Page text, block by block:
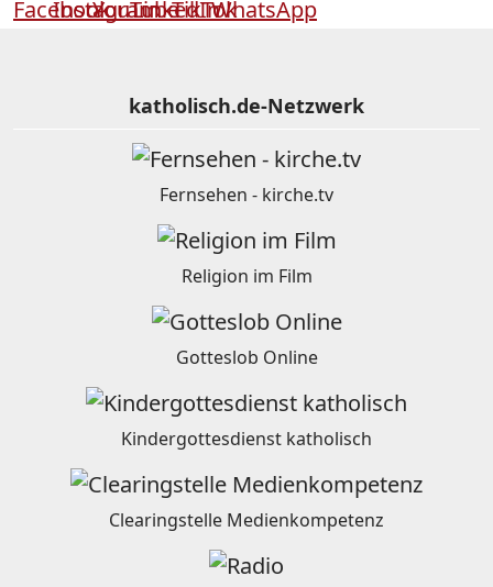
katholisch.de-Netzwerk
Fernsehen - kirche.tv
Religion im Film
Gotteslob Online
Kindergottesdienst katholisch
Clearingstelle Medienkompetenz